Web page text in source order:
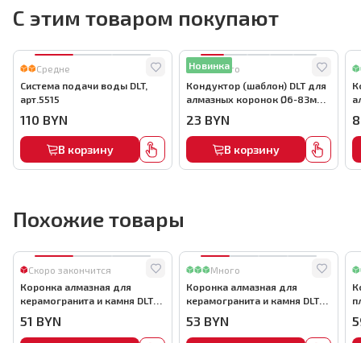
С этим товаром покупают
Средне
Система подачи воды DLT,
арт.5515
110 BYN
В корзину
Много
Новинка
Кондуктор (шаблон) DLT для
алмазных коронок Ø6-83мм,
арт.5373
23 BYN
В корзину
Похожие товары
Скоро закончится
Коронка алмазная для
керамогранита и камня DLT
51 BYN
Много
Коронка алмазная для
керамогранита и камня DLT
53 BYN